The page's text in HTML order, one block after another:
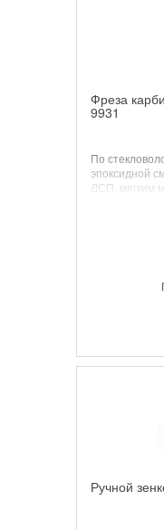
Фреза
9931
По
эпоксидной
ДСП, мягким
Ручной